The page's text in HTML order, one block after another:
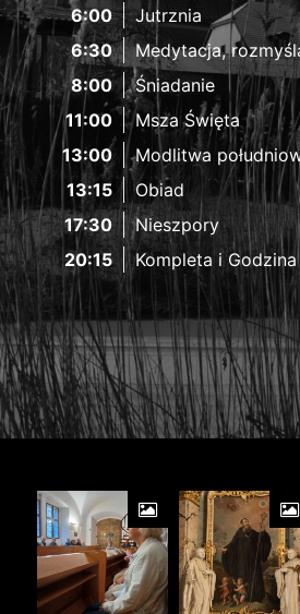
6:00
Jutrznia
6:30
Medytacja,
8:00
Śniadanie
11:00
Msza Święta
13:00
Modlitwa
13:15
Obiad
17:30
Nieszpory
20:15
Kompleta i